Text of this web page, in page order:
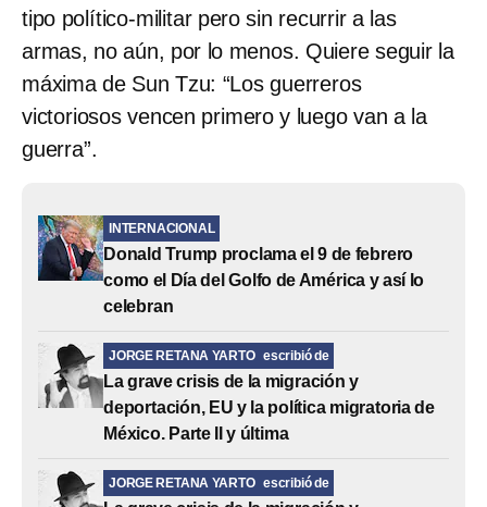
tipo político-militar pero sin recurrir a las
armas, no aún, por lo menos. Quiere seguir la
máxima de Sun Tzu: “Los guerreros
victoriosos vencen primero y luego van a la
guerra”.
INTERNACIONAL
Donald Trump proclama el 9 de febrero
como el Día del Golfo de América y así lo
celebran
JORGE RETANA YARTO escribió de
La grave crisis de la migración y
deportación, EU y la política migratoria de
México. Parte II y última
JORGE RETANA YARTO escribió de